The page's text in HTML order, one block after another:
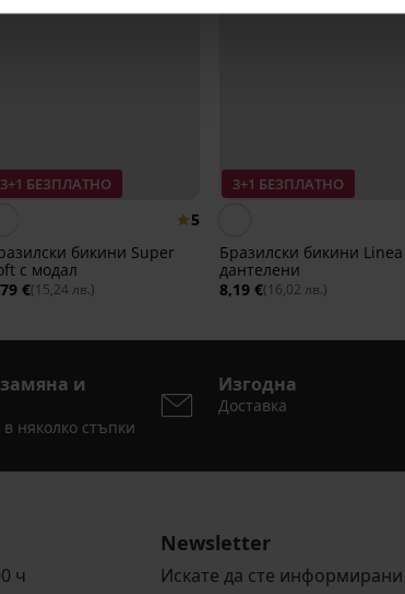
3+1 БЕЗПЛАТНО
5
бикини Super
с модал
€(15,24 лв.)
3+1 БЕЗПЛАТНО
Бразилски бикини Linea
дантелени
8,19 €(16,02 лв.)
и
няколко стъпки
Изгодна
Доставка
ч
Newsletter
Искате да сте